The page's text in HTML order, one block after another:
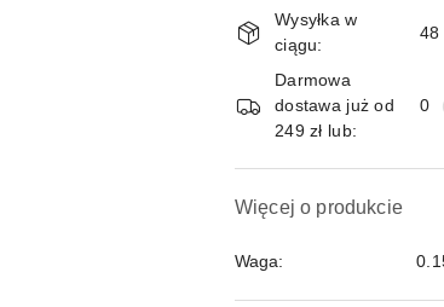
dostawa
Wysyłka w
ciągu:
48
Darmowa
dostawa już od
249 zł lub:
0
Więcej o produkcie
Waga: